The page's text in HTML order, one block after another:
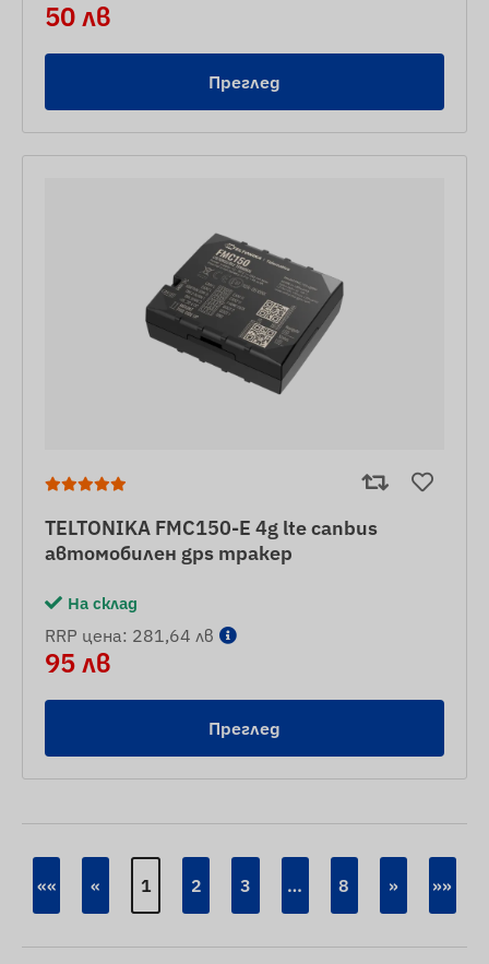
50 лв
Преглед
TELTONIKA FMC150-E 4g lte canbus
автомобилен gps тракер
На склад
RRP цена: 281,64 лв
95 лв
Преглед
«« « 1 2 3 … 8 » »»